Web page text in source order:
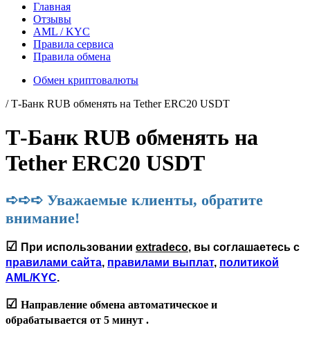
Главная
Отзывы
AML / KYC
Правила сервиса
Правила обмена
Обмен криптовалюты
/ Т-Банк RUB обменять на Tether ERC20 USDT
Т-Банк RUB обменять на
Tether ERC20 USDT
➪➪➪ Уважаемые клиенты, обратите
внимание!
☑ При использовании extradeco, вы соглашаетесь с
правилами сайта, правилами выплат, политикой
AML/KYC.
☑ Направление обмена автоматическое и
обрабатывается от 5 минут .